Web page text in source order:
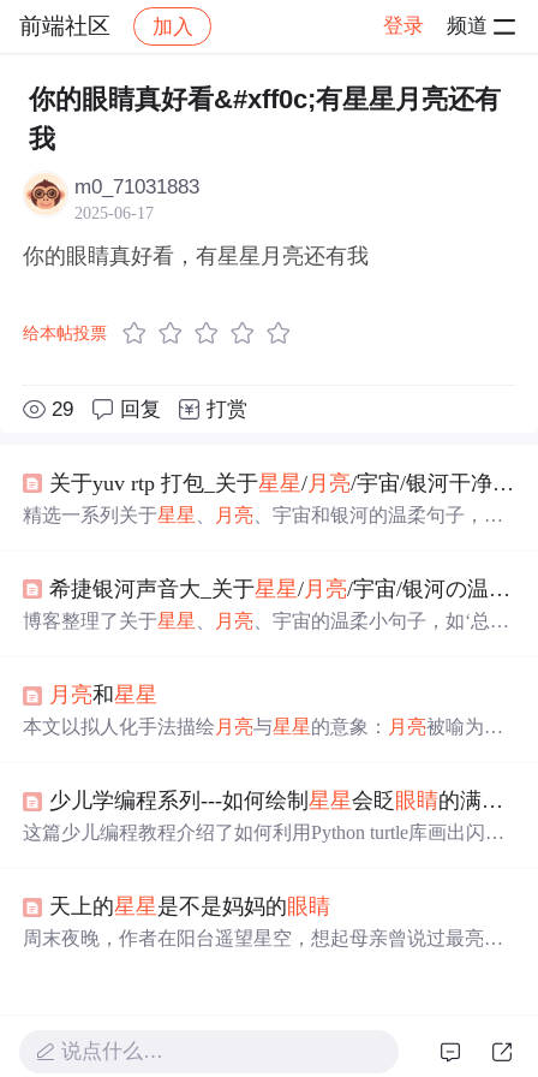
前端社区 加入 登录 频道
社区 前端社区 感慨 帖子详情
你的眼睛真好看&#xff0c;有星星月亮还有
我
m0_71031883
2025-06-17
你的眼睛真好看，有星星月亮还有我
给本帖投票
29 回复 打赏
关于yuv rtp 打包_关于星星/ 月亮/宇宙/银河干净句子
精选一系列关于星星 月亮 、宇宙和银河的温柔句子，每
希捷银河声音大_关于星星/ 月亮/宇宙/银河の温柔小句子
博客整理了关于星星 月亮 、宇宙的温柔小句子，如‘总有
月亮和星星
本文以拟人化手法描绘 月亮与星星的意象： 月亮被喻为羞
出天体在文学表达中的情感投射与审美象征。
少儿学编程系列---如何绘制星星会眨 眼睛的满天星空
这篇少儿编程教程介绍了如何利用Python turtle库画出闪烁
图像，旨在激发孩子们对编程的兴趣和创新思维。
天上的星星是不是妈妈的眼睛
周末夜晚，作者在阳台遥望星空，想起母亲曾说过最亮的
说点什么…